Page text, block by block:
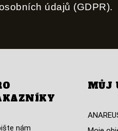
údajů (GDPR).
nám
MŮJ